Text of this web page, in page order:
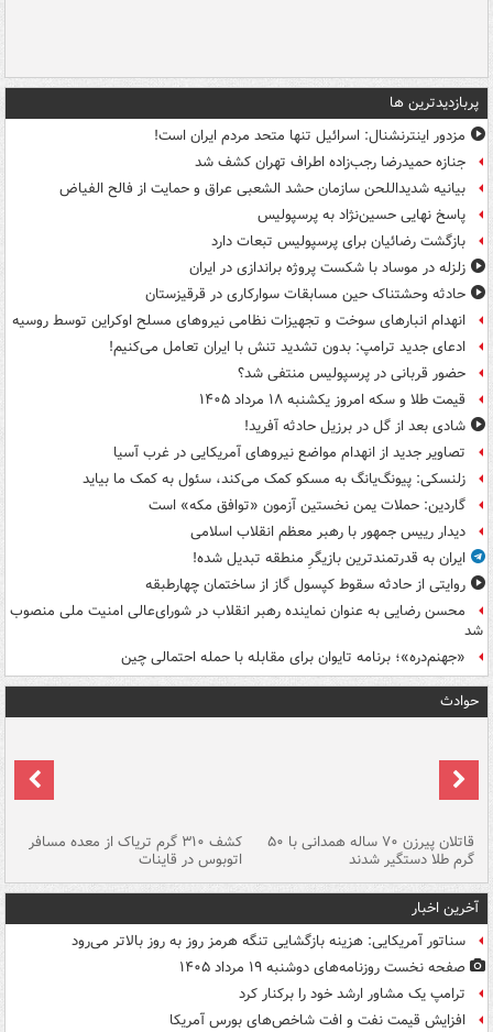
پربازدیدترین ها
مزدور اینترنشنال: اسرائیل تنها متحد مردم ایران است!
جنازه حمیدرضا رجب‌زاده اطراف تهران کشف شد
بیانیه شدیداللحن سازمان حشد الشعبی عراق و حمایت از فالح الفیاض
پاسخ نهایی حسین‌نژاد به پرسپولیس
بازگشت رضائیان برای پرسپولیس تبعات دارد
زلزله در موساد با شکست پروژه براندازی در ایران
حادثه وحشتناک حین مسابقات سوارکاری در قرقیزستان
انهدام انبارهای سوخت و تجهیزات نظامی نیروهای مسلح اوکراین توسط روسیه
ادعای جدید ترامپ: بدون تشدید تنش با ایران تعامل می‌کنیم!
حضور قربانی در پرسپولیس منتفی شد؟
قیمت طلا و سکه امروز یکشنبه ۱۸ مرداد ۱۴۰۵
شادی بعد از گل در برزیل حادثه آفرید!
تصاویر جدید از انهدام مواضع نیروهای آمریکایی در غرب آسیا
زلنسکی: پیونگ‌یانگ به مسکو کمک می‌کند، سئول به کمک ما بیاید
گاردین: حملات یمن نخستین آزمون «توافق مکه» است
دیدار رییس جمهور با رهبر معظم انقلاب اسلامی
ایران به قدرتمندترین بازیگرِ منطقه تبدیل شده!
روایتی از حادثه سقوط کپسول گاز از ساختمان چهارطبقه
محسن رضایی به عنوان نماینده رهبر انقلاب در شورای‌عالی امنیت ملی منصوب
شد
«جهنم‌دره»؛ برنامه تایوان برای مقابله با حمله احتمالی چین
حوادث
قاتلان پیرزن ۷۰ ساله همدانی با ۵۰
گرم طلا دستگیر شدند
کشف ۳۱۰ گرم تریاک از معده مسافر
اتوبوس در قاینات
آخرین اخبار
سناتور آمریکایی: هزینه بازگشایی تنگه هرمز روز به روز بالاتر می‌رود
صفحه نخست روزنامه‌های دوشنبه ۱۹ مرداد ۱۴۰۵
ترامپ یک مشاور ارشد خود را برکنار کرد
افزایش قیمت نفت و افت شاخص‌های بورس آمریکا